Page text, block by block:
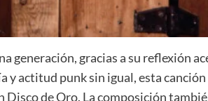
generación, gracias a su reflexión
y actitud punk sin igual, esta
Disco de Oro. La composición